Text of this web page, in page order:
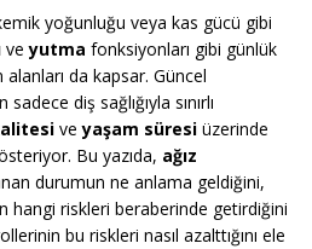
yoğunluğu veya kas gücü gibi
veyutma fonksiyonları gibi günlük
da kapsar. Güncel
sadece diş sağlığıyla sınırlı
veyaşam süresi üzerinde
Bu yazıda, ağız
durumun ne anlama geldiğini,
hangi riskleri beraberinde getirdiğini
bu riskleri nasıl azalttığını ele